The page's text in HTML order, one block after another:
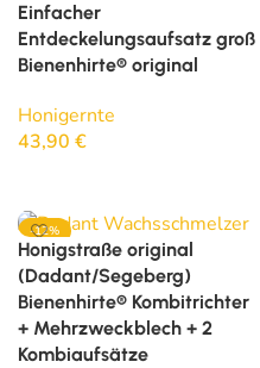
Einfacher
Entdeckelungsaufsatz groß
Bienenhirte® original
Honigernte
43,90 €
-12%
Honigstraße original
(Dadant/Segeberg)
Bienenhirte® Kombitrichter
+ Mehrzweckblech + 2
Kombiaufsätze